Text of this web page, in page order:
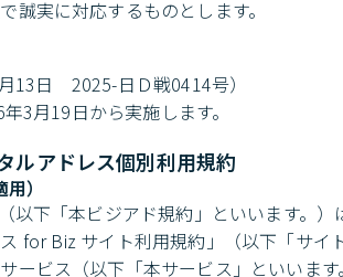
誠実に対応するものとします。
13日　2025-日Ｄ戦0414号）
3月19日から実施します。
ルアドレス個別利用規約
）
以下「本ビジアド規約」といいます。
for Biz サイト利用規約」（以下「サ
ービス（以下「本サービス」といいま